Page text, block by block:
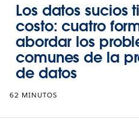
Los datos sucios
costo: cuatro
abordar los
comunes de la
de datos
62 MINUTOS